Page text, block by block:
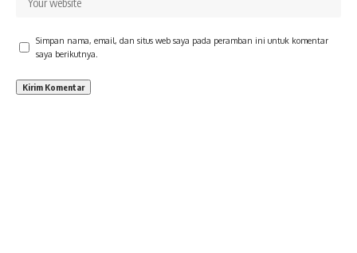
Simpan nama, email, dan situs web saya pada peramban ini untuk komentar
saya berikutnya.